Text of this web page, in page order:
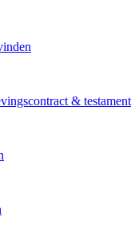
& testament